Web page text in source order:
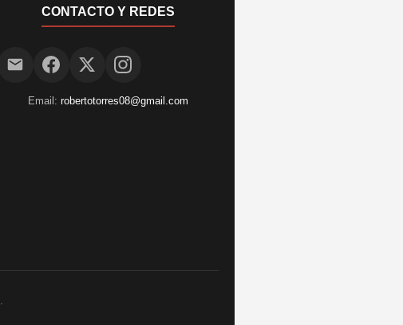
CONTACTO Y REDES
Email: robertotorres08@gmail.com